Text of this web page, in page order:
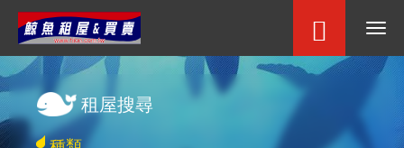
租屋搜尋